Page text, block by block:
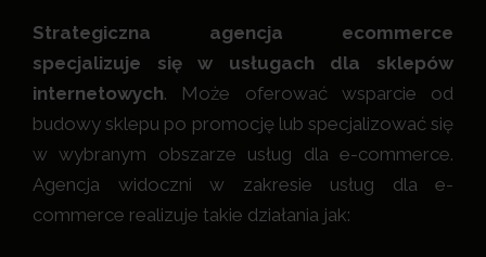
Strategiczna agencja ecommerce
specjalizuje się w usługach dla sklepów
internetowych. Może oferować wsparcie od
budowy sklepu po promocję lub specjalizować się
w wybranym obszarze usług dla e-commerce.
Agencja widoczni w zakresie usług dla e-
commerce realizuje takie działania jak: